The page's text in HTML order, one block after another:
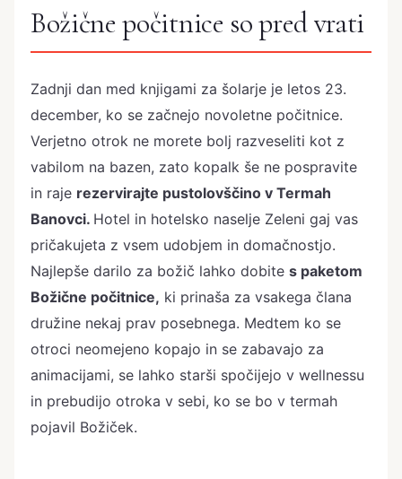
Božične počitnice so pred vrati
Zadnji dan med knjigami za šolarje je letos 23.
december, ko se začnejo novoletne počitnice.
Verjetno otrok ne morete bolj razveseliti kot z
vabilom na bazen, zato kopalk še ne pospravite
in raje rezervirajte pustolovščino v Termah
Banovci. Hotel in hotelsko naselje Zeleni gaj vas
pričakujeta z vsem udobjem in domačnostjo.
Najlepše darilo za božič lahko dobite s paketom
Božične počitnice, ki prinaša za vsakega člana
družine nekaj prav posebnega. Medtem ko se
otroci neomejeno kopajo in se zabavajo za
animacijami, se lahko starši spočijejo v wellnessu
in prebudijo otroka v sebi, ko se bo v termah
pojavil Božiček.